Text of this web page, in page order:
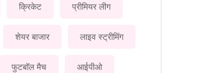
क्रिकेट प्रीमियर लीग
शेयर बाजार लाइव स्ट्रीमिंग
फुटबॉल मैच आईपीओ